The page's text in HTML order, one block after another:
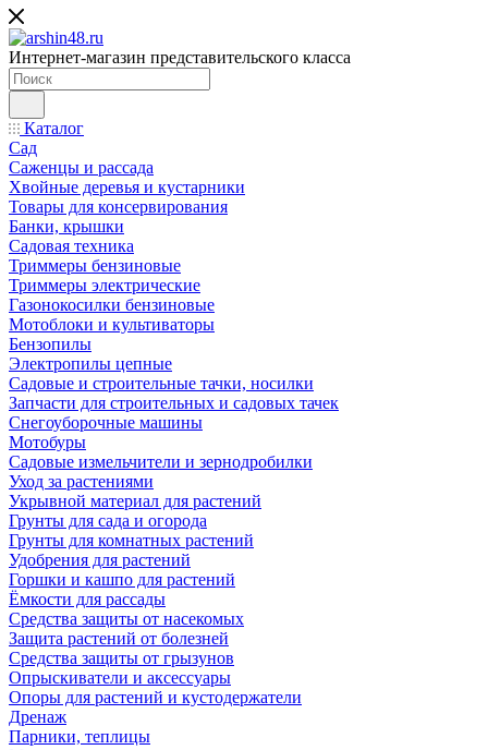
Интернет-магазин представительского класса
Каталог
Сад
Саженцы и рассада
Хвойные деревья и кустарники
Товары для консервирования
Банки, крышки
Садовая техника
Триммеры бензиновые
Триммеры электрические
Газонокосилки бензиновые
Мотоблоки и культиваторы
Бензопилы
Электропилы цепные
Садовые и строительные тачки, носилки
Запчасти для строительных и садовых тачек
Снегоуборочные машины
Мотобуры
Садовые измельчители и зернодробилки
Уход за растениями
Укрывной материал для растений
Грунты для сада и огорода
Грунты для комнатных растений
Удобрения для растений
Горшки и кашпо для растений
Ёмкости для рассады
Средства защиты от насекомых
Защита растений от болезней
Средства защиты от грызунов
Опрыскиватели и аксессуары
Опоры для растений и кустодержатели
Дренаж
Парники, теплицы